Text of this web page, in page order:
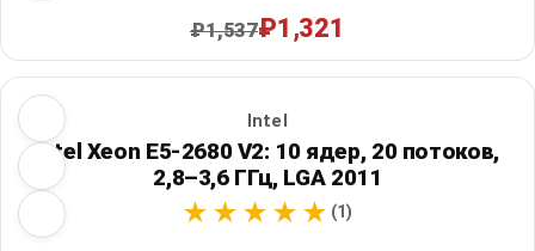
₽1,537₽1,321
Intel
Intel Xeon E5-2680 V2: 10 ядер, 20 потоков,
2,8–3,6 ГГц, LGA 2011
(1)